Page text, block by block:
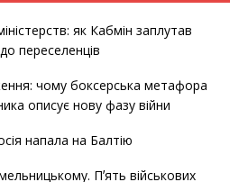
як Кабмін заплутав
переселенців
чому боксерська метафора
описує нову фазу війни
напала на Балтію
Пʼять військових